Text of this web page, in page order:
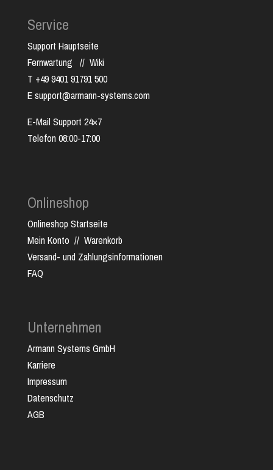
Service
Support Hauptseite
Fernwartung // Wiki
T +49 9401 91791 500
E support@armann-systems.com
E-Mail Support 24×7
Telefon 08:00-17:00
Onlineshop
Onlineshop Startseite
Mein Konto // Warenkorb
Versand- und Zahlungsinformationen
FAQ
Unternehmen
Armann Systems GmbH
Karriere
Impressum
Datenschutz
AGB